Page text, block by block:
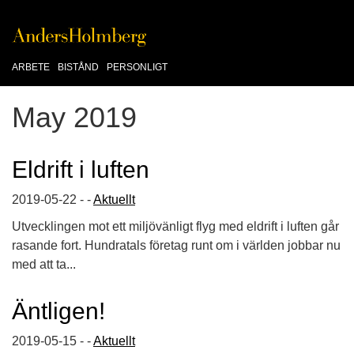
ARBETE BISTÅND PERSONLIGT
May 2019
Eldrift i luften
2019-05-22 - -Aktuellt
Utvecklingen mot ett miljövänligt flyg med eldrift i luften går
rasande fort. Hundratals företag runt om i världen jobbar nu
med att ta...
Äntligen!
2019-05-15 - -Aktuellt